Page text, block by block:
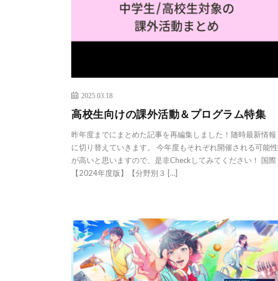
2025.03.18
高校生向けの課外活動＆プログラム特集
昨年度までにまとめた記事を再編集しました！随時最新情報
に切り替えていきます。 今年度もそれぞれ開催される可能性
が高いと思いますので、是非Checkしてみてください！ 国際
【2024年度版】【分野別３ […]